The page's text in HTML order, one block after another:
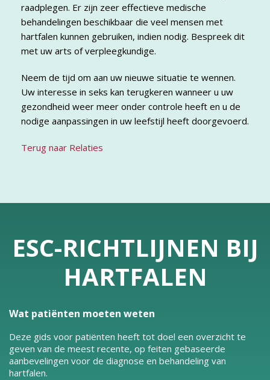
raadplegen. Er zijn zeer effectieve medische
behandelingen beschikbaar die veel mensen met
hartfalen kunnen gebruiken, indien nodig. Bespreek dit
met uw arts of verpleegkundige.
Neem de tijd om aan uw nieuwe situatie te wennen.
Uw interesse in seks kan terugkeren wanneer u uw
gezondheid weer meer onder controle heeft en u de
nodige aanpassingen in uw leefstijl heeft doorgevoerd.
Terug naar Relaties
ESC-RICHTLIJNEN BIJ
HARTFALEN
Wat patiënten moeten weten
Deze gids voor patiënten heeft tot doel een overzicht te
geven van de meest recente, op feiten gebaseerde
aanbevelingen voor de diagnose en behandeling van
hartfalen.